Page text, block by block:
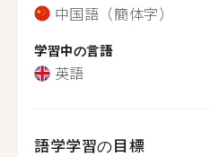
中国語（簡体字）
学習中の言語
英語
語学学習の目標